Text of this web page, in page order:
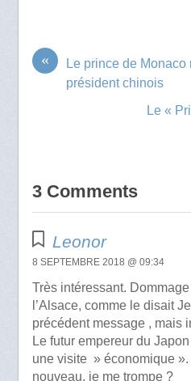
«
Le prince de
président chinois
Le «
3 Comments
Leonor
8 SEPTEMBRE 2018 @ 09:34
Très intéressant.
l’Alsace, comme le disait
précédent message , mais
Le futur empereur du
une visite » économique
nouveau, je me trompe ?